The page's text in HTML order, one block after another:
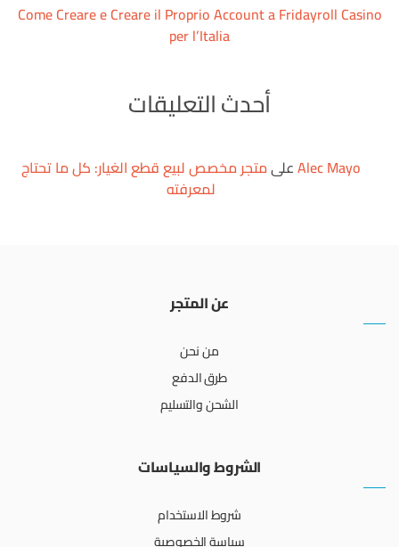
Come Creare e Creare il Proprio Account a Fridayroll Casino
per l’Italia
أحدث التعليقات
Alec Mayoعلىمتجر مخصص لبيع قطع الغيار: كل ما تحتاج
لمعرفته
عن المتجر
من نحن
طرق الدفع
الشحن والتسليم
الشروط والسياسات
شروط الاستخدام
سياسة الخصوصية